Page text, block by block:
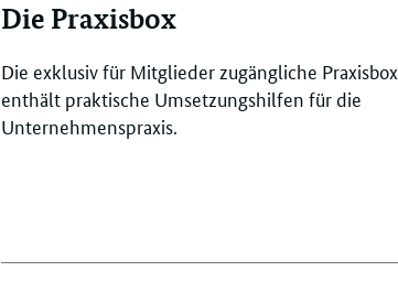
Die Praxisbox
Die exklusiv für Mitglieder zugängliche Praxisbox
enthält praktische Umsetzungshilfen für die
Unternehmenspraxis.